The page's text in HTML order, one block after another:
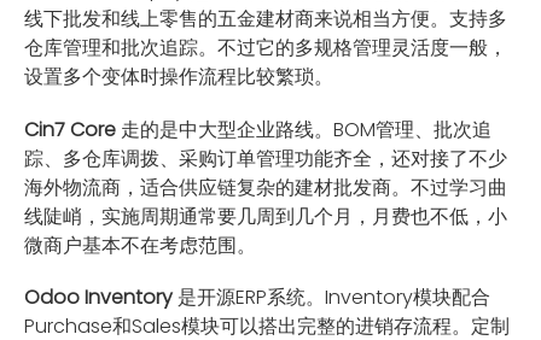
线下批发和线上零售的五金建材商来说相当方便。支持多
仓库管理和批次追踪。不过它的多规格管理灵活度一般，
设置多个变体时操作流程比较繁琐。
Cin7 Core 走的是中大型企业路线。BOM管理、批次追
踪、多仓库调拨、采购订单管理功能齐全，还对接了不少
海外物流商，适合供应链复杂的建材批发商。不过学习曲
线陡峭，实施周期通常要几周到几个月，月费也不低，小
微商户基本不在考虑范围。
Odoo Inventory 是开源ERP系统。Inventory模块配合
Purchase和Sales模块可以搭出完整的进销存流程。定制